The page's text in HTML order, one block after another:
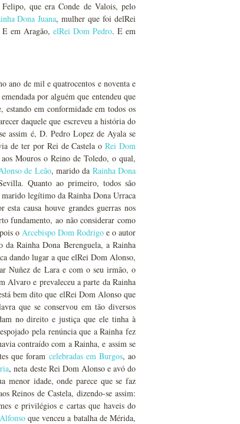
que era Conde de Valois, pelo
Dona Juana, mulher que foi delRei
em Aragão, elRei Dom Pedro. E em
ano de mil e quatrocentos e noventa e
por alguém que entendeu que
estando em conformidade em todos os
daquele que escreveu a história do
assim é, D. Pedro Lopez de Ayala se
de ter por Rei de Castela oRei Dom
Mouros o Reino de Toledo, o qual,
de Leão, marido da Rainha Dona
Quanto ao primeiro, todos são
legítimo da Rainha Dona Urraca
esta causa houve grandes guerras nos
fundamento, ao não considerar como
o Arcebispo Dom Rodrigo e o autor
Rainha Dona Berenguela, a Rainha
dando lugar a que elRei Dom Alonso,
Nuñez de Lara e com o seu irmão, o
Alvaro e prevaleceu a parte da Rainha
bem dito que elRei Dom Alonso que
que se conservou em tão diversos
no direito e justiça que ele tinha à
pela renúncia que a Rainha fez
contraído com a Rainha, e assim se
que foram celebradas em Burgos, ao
, neta deste Rei Dom Alonso e avó do
menor idade, onde parece que se faz
Reinos de Castela, dizendo-se assim:
e privilégios e cartas que haveis do
que venceu a batalha de Mérida,